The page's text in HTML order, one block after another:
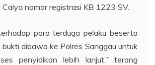
nomor registrasi KB 1223 SV.
para terduga pelaku beserta
dibawa ke Polres Sanggau untuk
penyidikan lebih lanjut,” terang